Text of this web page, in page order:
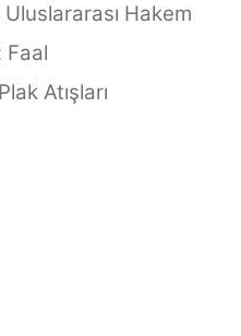
Uluslararası Hakem
Faal
Plak Atışları